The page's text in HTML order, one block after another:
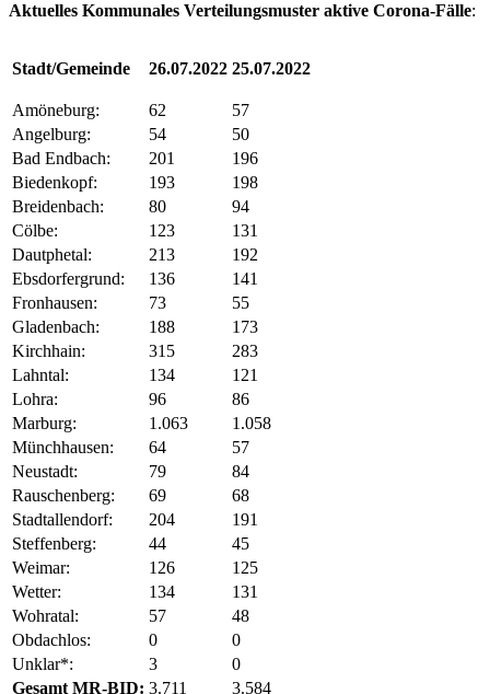
Aktuelles Kommunales Verteilungsmuster aktive Corona-Fälle:
Stadt/Gemeinde 26.07.2022 25.07.2022
Amöneburg: 62
57
Angelburg:
54
50
Bad Endbach:
201
196
Biedenkopf:
193
198
Breidenbach:
80
94
Cölbe:
123
131
Dautphetal:
213
192
Ebsdorfergrund:
136
141
Fronhausen:
73
55
Gladenbach:
188
173
Kirchhain:
315
283
Lahntal:
134
121
Lohra:
96
86
Marburg:
1.063
1.058
Münchhausen:
64
57
Neustadt:
79
84
Rauschenberg:
69
68
Stadtallendorf:
204
191
Steffenberg:
44
45
Weimar:
126
125
Wetter:
134
131
Wohratal:
57
48
Obdachlos:
0
0
Unklar*:
3
0
Gesamt MR-BID: 3.711 3.584